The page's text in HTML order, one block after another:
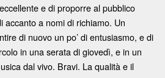
e di proporre al pubblico
accanto a nomi di richiamo. Un
di nuovo un po’ di entusiasmo, e di
in una serata di giovedì, e in un
dal vivo. Bravi. La qualità e il